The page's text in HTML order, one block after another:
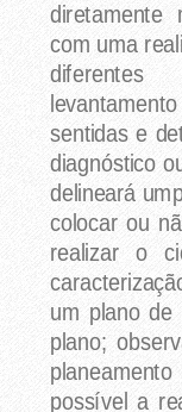
com uma
sentidas e
diagnóstico
delineará
colocar ou
realizar o
um plano de
plano;
possível a